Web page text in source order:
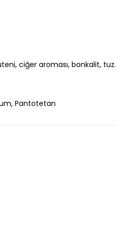
ciğer aroması, bonkalit, tuz.
Pantotetan